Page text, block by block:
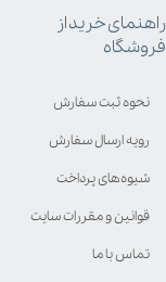
راهنمای خرید از
فروشگاه
نحوه ثبت سفارش
رویه ارسال سفارش
شیوه‌های پرداخت
قوانین و مقررات سایت
تماس با ما